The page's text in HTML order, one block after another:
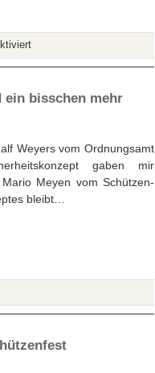
für
Film
das
Stadt
der
Könige
ein bisschen mehr
Weyers vom Ordnungsamt
gaben mir
Meyen vom Schützen-
bleibt…